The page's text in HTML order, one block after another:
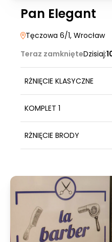
Pan Elegant
Tęczowa 6/1, Wrocław
Teraz zamknięteDzisiaj:
RŻNIĘCIE KLASYCZNE
KOMPLET 1
RŻNIĘCIE BRODY